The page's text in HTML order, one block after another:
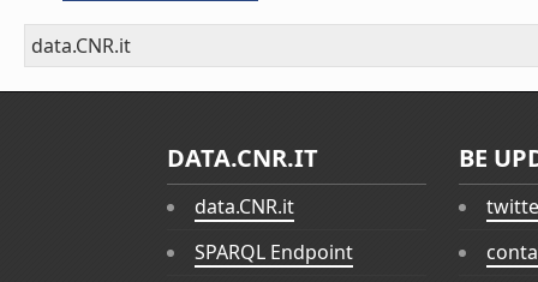
data.CNR.it
DATA.CNR.IT
data.CNR.it
SPARQL Endpoint
BE